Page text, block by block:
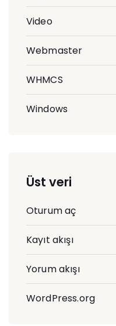
Video
Webmaster
WHMCS
Windows
Üst veri
Oturum aç
Kayıt akışı
Yorum akışı
WordPress.org